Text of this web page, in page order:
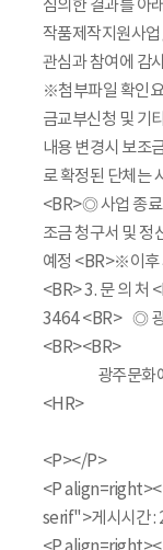
심의한 결과를 아
작품제작지원사
관심과 참여에 감
※첨부파일 확인
금교부신청 및 기
내용 변경시 보
로 확정된 단체는
<BR>◎ 사업 종
조금 청구서 및 정
예정 <BR>※이후
<BR> 3. 문 의
3464 <BR> ◎ 광
광주문화예술
<HR>
<P></P>
<P
serif">게시시간